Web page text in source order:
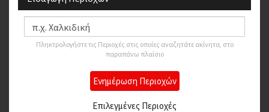
Πληκτρολογήστε τις Περιοχές στις οποίες αναζητάτε ακίνητα, στο
παραπάνω πλαίσιο
Ενημέρωση Περιοχών
Επιλεγμένες Περιοχές